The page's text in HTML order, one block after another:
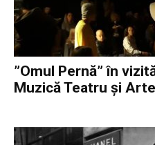
”Omul Pernă” în
Muzică Teatru şi